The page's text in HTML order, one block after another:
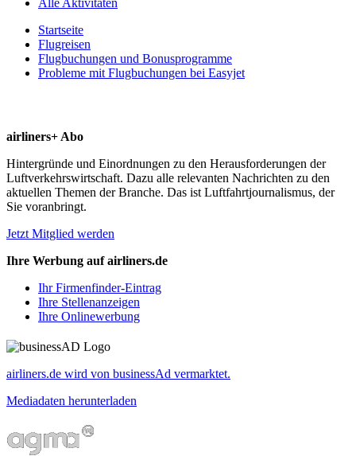
Startseite
Flugreisen
Flugbuchungen und Bonusprogramme
Probleme mit Flugbuchungen bei Easyjet
airliners+ Abo
Hintergründe und Einordnungen zu den Herausforderungen der
Luftverkehrswirtschaft. Dazu alle relevanten Nachrichten zu den
aktuellen Themen der Branche. Das ist Luftfahrtjournalismus, der
Sie voranbringt.
Jetzt Mitglied werden
Ihre Werbung auf airliners.de
Ihr Firmenfinder-Eintrag
Ihre Stellenanzeigen
Ihre Onlinewerbung
airliners.de wird von businessAd vermarktet.
Mediadaten herunterladen